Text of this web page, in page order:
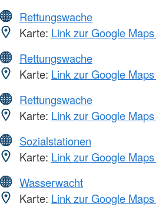
Rettungswache
Karte: Link zur Google
Rettungswache
Karte: Link zur Google
Rettungswache
Karte: Link zur Google
Sozialstationen
Karte: Link zur Google
Wasserwacht
Karte: Link zur Google